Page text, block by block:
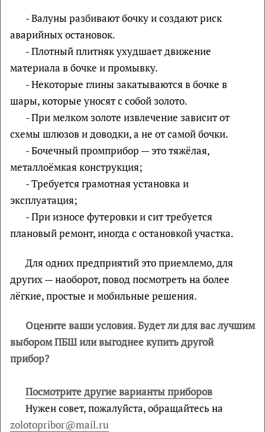
- Валуны разбивают бочку и создают риск
аварийных остановок.
- Плотный плитняк ухудшает движение
материала в бочке и промывку.
- Некоторые глины закатываются в бочке в
шары, которые уносят с собой золото.
- При мелком золоте извлечение зависит от
схемы шлюзов и доводки, а не от самой бочки.
- Бочечный промприбор — это тяжёлая,
металлоёмкая конструкция;
- Требуется грамотная установка и
эксплуатация;
- При износе футеровки и сит требуется
плановый ремонт, иногда с остановкой участка.
Для одних предприятий это приемлемо, для
других — наоборот, повод посмотреть на более
лёгкие, простые и мобильные решения.
Оцените ваши условия. Будет ли для вас лучшим
выбором ПБШ или выгоднее купить другой
прибор?
Посмотрите другие варианты приборов
Нужен совет, пожалуйста, обращайтесь на
zolotopribor@mail.ru